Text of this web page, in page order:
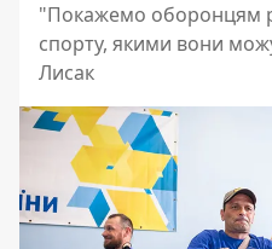
"Покажемо оборонцям
спорту, якими вони
Лисак